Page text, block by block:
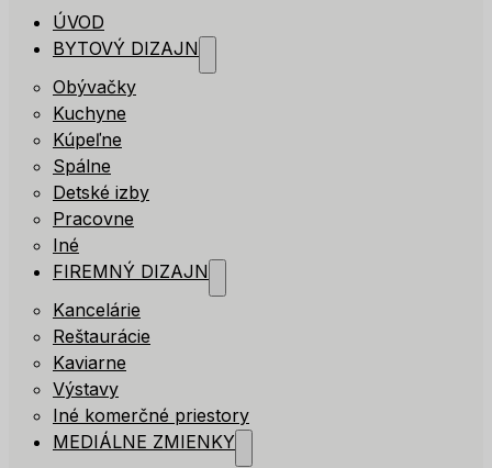
ÚVOD
BYTOVÝ DIZAJN
Obývačky
Kuchyne
Kúpeľne
Spálne
Detské izby
Pracovne
Iné
FIREMNÝ DIZAJN
Kancelárie
Reštaurácie
Kaviarne
Výstavy
Iné komerčné priestory
MEDIÁLNE ZMIENKY